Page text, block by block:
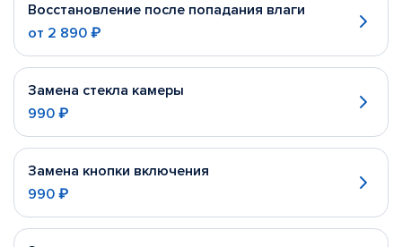
Восстановление после попадания влаги
от 2 890 ₽
Замена стекла камеры
990 ₽
Замена кнопки включения
990 ₽